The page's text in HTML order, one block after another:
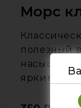
Морс
полезный
ярким